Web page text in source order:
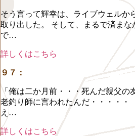
そう言って輝幸は、ライブウェルか
取り出した。 そして、まるで済まな
で…
詳しくはこちら
９７：
「俺は二か月前・・・死んだ親父
老釣り師に言われたんだ・・・・
え…
詳しくはこちら